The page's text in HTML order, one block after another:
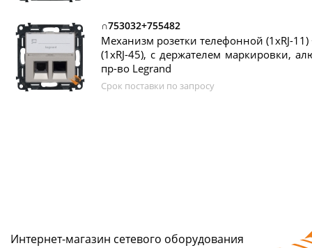
∩753032+755482
Механизм розетки телефонной (1xRJ-
(1xRJ-45), с держателем маркировки,
пр-во Legrand
Срок поставки по запросу
Интернет-магазин сетeвого оборудования